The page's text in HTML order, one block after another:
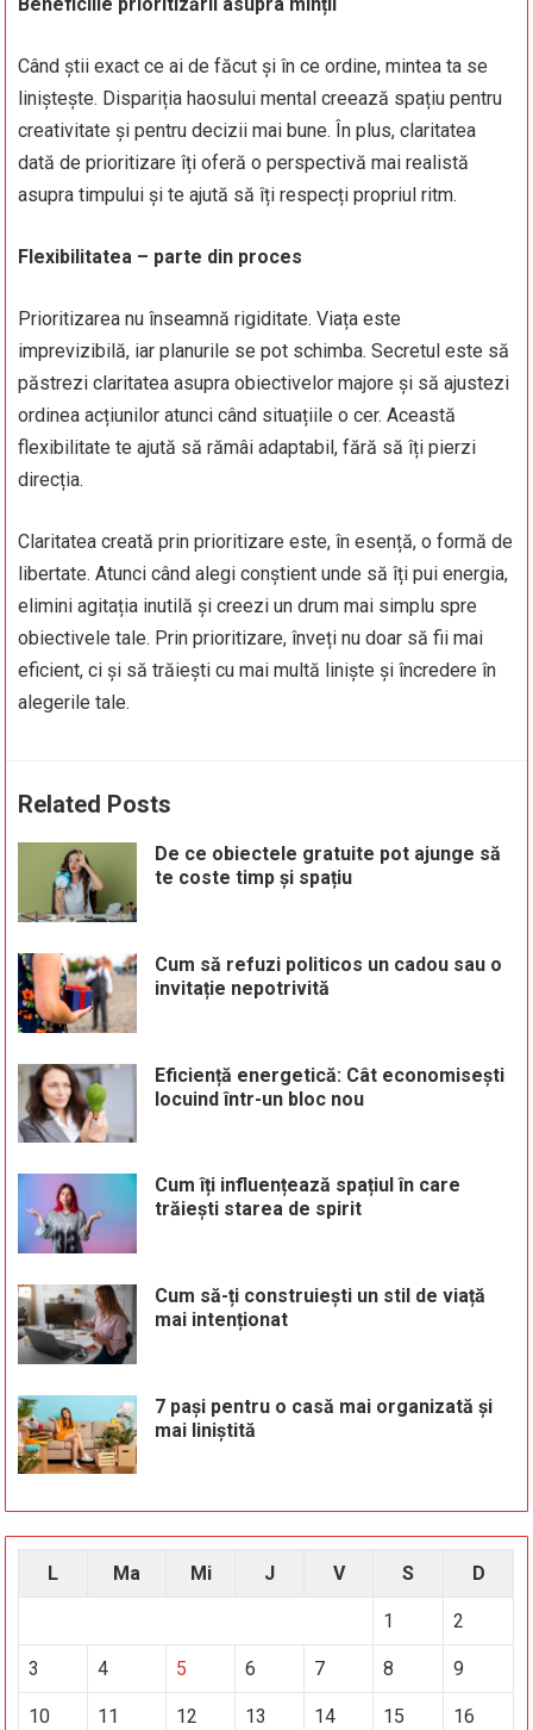
Când știi exact ce ai de făcut și în ce ordine, mintea ta se
liniștește. Dispariția haosului mental creează spațiu pentru
creativitate și pentru decizii mai bune. În plus, claritatea
dată de prioritizare îți oferă o perspectivă mai realistă
asupra timpului și te ajută să îți respecți propriul ritm.
Flexibilitatea – parte din proces
Prioritizarea nu înseamnă rigiditate. Viața este
imprevizibilă, iar planurile se pot schimba. Secretul este să
păstrezi claritatea asupra obiectivelor majore și să ajustezi
ordinea acțiunilor atunci când situațiile o cer. Această
flexibilitate te ajută să rămâi adaptabil, fără să îți pierzi
direcția.
Claritatea creată prin prioritizare este, în esență, o formă de
libertate. Atunci când alegi conștient unde să îți pui energia,
elimini agitația inutilă și creezi un drum mai simplu spre
obiectivele tale. Prin prioritizare, înveți nu doar să fii mai
eficient, ci și să trăiești cu mai multă liniște și încredere în
alegerile tale.
Related Posts
De ce obiectele gratuite pot ajunge să
te coste timp și spațiu
Cum să refuzi politicos un cadou sau o
invitație nepotrivită
Eficiență energetică: Cât economisești
locuind într-un bloc nou
Cum îți influențează spațiul în care
trăiești starea de spirit
Cum să-ți construiești un stil de viață
mai intenționat
7 pași pentru o casă mai organizată și
mai liniștită
L Ma Mi J V S D
1 2
3 4 5 6 7 8 9
10 11 12 13 14 15 16